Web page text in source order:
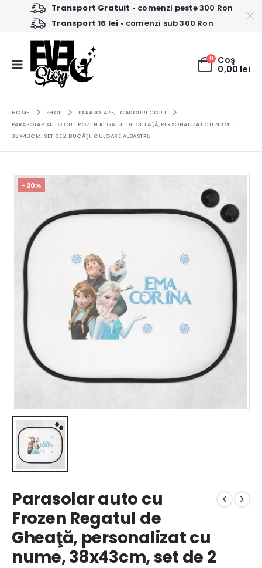
Transport Gratuit • comenzi peste 300 Ron
Transport 16 lei • comenzi sub 300 Ron
0 Coş
0,00 lei
HOME SHOP PARASOLARE,
CADOURI COPII
PARASOLAR AUTO CU FROZEN REGATUL DE GHEAŢĂ, PERSONALIZAT CU NUME,
38X43CM, SET DE 2 BUCĂŢI, CULOARE ALBASTRU
-20%
Parasolar auto cu
Frozen Regatul de
Gheaţă, personalizat cu
nume, 38x43cm, set de 2